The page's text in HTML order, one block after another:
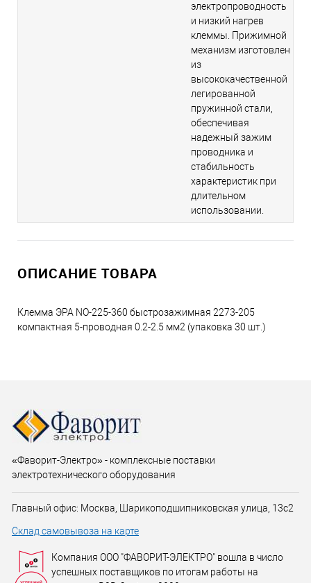
электропроводность
и низкий нагрев
клеммы. Прижимной
механизм изготовлен
из
высококачественной
легированной
пружинной стали,
обеспечивая
надежный зажим
проводника и
стабильность
характеристик при
длительном
использовании.
ОПИСАНИЕ ТОВАРА
Клемма ЭРА NO-225-360 быстрозажимная 2273-205
компактная 5-проводная 0.2-2.5 мм2 (упаковка 30 шт.)
«Фаворит-Электро» - комплексные поставки
электротехнического оборудования
Главный офис: Москва, Шарикоподшипниковская улица, 13с2
Склад самовывоза на карте
Компания ООО "ФАВОРИТ-ЭЛЕКТРО" вошла в число
успешных поставщиков по итогам работы на